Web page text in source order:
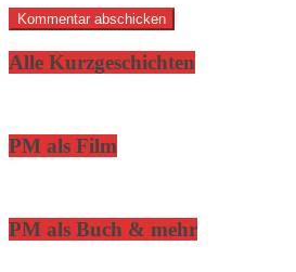
Alle Kurzgeschichten
PM als Film
PM als Buch & mehr